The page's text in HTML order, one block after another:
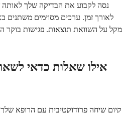
נסה לקבוע את הבדיקה שלך
לאורך זמן. ערכים מסוימים משתנים
מקל על השוואת תוצאות. פגישות בוקר
אילו שאלות כדאי
קיום שיחה פרודוקטיבית עם הרופא